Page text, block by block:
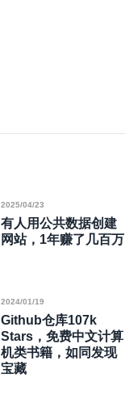
2025/04/23
有人用公共数据创建
网站，1年赚了几百万
2024/01/19
Github仓库107k
Stars，免费中文计算
机类书籍，如同发现
宝藏